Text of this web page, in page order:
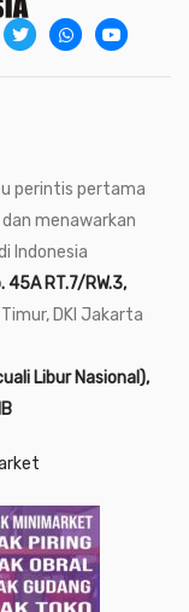
perintis pertama
menawarkan
Indonesia
45A RT.7/RW.3,
DKI Jakarta
Libur Nasional),